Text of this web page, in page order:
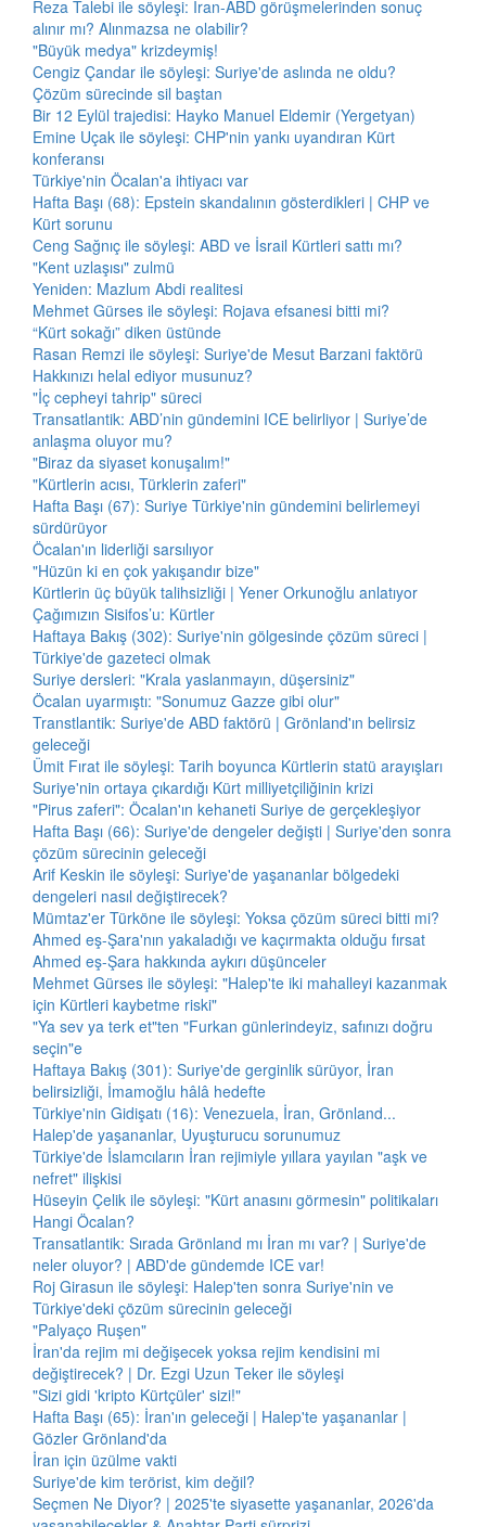
Reza Talebi ile söyleşi: İran-ABD görüşmelerinden sonuç
alınır mı? Alınmazsa ne olabilir?
"Büyük medya" krizdeymiş!
Cengiz Çandar ile söyleşi: Suriye'de aslında ne oldu?
Çözüm sürecinde sil baştan
Bir 12 Eylül trajedisi: Hayko Manuel Eldemir (Yergetyan)
Emine Uçak ile söyleşi: CHP'nin yankı uyandıran Kürt
konferansı
Türkiye'nin Öcalan'a ihtiyacı var
Hafta Başı (68): Epstein skandalının gösterdikleri | CHP ve
Kürt sorunu
Ceng Sağnıç ile söyleşi: ABD ve İsrail Kürtleri sattı mı?
"Kent uzlaşısı" zulmü
Yeniden: Mazlum Abdi realitesi
Mehmet Gürses ile söyleşi: Rojava efsanesi bitti mi?
“Kürt sokağı” diken üstünde
Rasan Remzi ile söyleşi: Suriye'de Mesut Barzani faktörü
Hakkınızı helal ediyor musunuz?
"İç cepheyi tahrip" süreci
Transatlantik: ABD’nin gündemini ICE belirliyor | Suriye’de
anlaşma oluyor mu?
"Biraz da siyaset konuşalım!"
"Kürtlerin acısı, Türklerin zaferi"
Hafta Başı (67): Suriye Türkiye'nin gündemini belirlemeyi
sürdürüyor
Öcalan'ın liderliği sarsılıyor
"Hüzün ki en çok yakışandır bize"
Kürtlerin üç büyük talihsizliği | Yener Orkunoğlu anlatıyor
Çağımızın Sisifos’u: Kürtler
Haftaya Bakış (302): Suriye'nin gölgesinde çözüm süreci |
Türkiye'de gazeteci olmak
Suriye dersleri: "Krala yaslanmayın, düşersiniz"
Öcalan uyarmıştı: "Sonumuz Gazze gibi olur"
Transtlantik: Suriye'de ABD faktörü | Grönland'ın belirsiz
geleceği
Ümit Fırat ile söyleşi: Tarih boyunca Kürtlerin statü arayışları
Suriye'nin ortaya çıkardığı Kürt milliyetçiliğinin krizi
"Pirus zaferi": Öcalan'ın kehaneti Suriye de gerçekleşiyor
Hafta Başı (66): Suriye'de dengeler değişti | Suriye'den sonra
çözüm sürecinin geleceği
Arif Keskin ile söyleşi: Suriye'de yaşananlar bölgedeki
dengeleri nasıl değiştirecek?
Mümtaz'er Türköne ile söyleşi: Yoksa çözüm süreci bitti mi?
Ahmed eş-Şara'nın yakaladığı ve kaçırmakta olduğu fırsat
Ahmed eş-Şara hakkında aykırı düşünceler
Mehmet Gürses ile söyleşi: "Halep'te iki mahalleyi kazanmak
için Kürtleri kaybetme riski"
"Ya sev ya terk et"ten "Furkan günlerindeyiz, safınızı doğru
seçin"e
Haftaya Bakış (301): Suriye'de gerginlik sürüyor, İran
belirsizliği, İmamoğlu hâlâ hedefte
Türkiye'nin Gidişatı (16): Venezuela, İran, Grönland...
Halep'de yaşananlar, Uyuşturucu sorunumuz
Türkiye'de İslamcıların İran rejimiyle yıllara yayılan "aşk ve
nefret" ilişkisi
Hüseyin Çelik ile söyleşi: "Kürt anasını görmesin" politikaları
Hangi Öcalan?
Transatlantik: Sırada Grönland mı İran mı var? | Suriye'de
neler oluyor? | ABD'de gündemde ICE var!
Roj Girasun ile söyleşi: Halep'ten sonra Suriye'nin ve
Türkiye'deki çözüm sürecinin geleceği
"Palyaço Ruşen"
İran'da rejim mi değişecek yoksa rejim kendisini mi
değiştirecek? | Dr. Ezgi Uzun Teker ile söyleşi
"Sizi gidi 'kripto Kürtçüler' sizi!"
Hafta Başı (65): İran'ın geleceği | Halep'te yaşananlar |
Gözler Grönland'da
İran için üzülme vakti
Suriye'de kim terörist, kim değil?
Seçmen Ne Diyor? | 2025'te siyasette yaşananlar, 2026'da